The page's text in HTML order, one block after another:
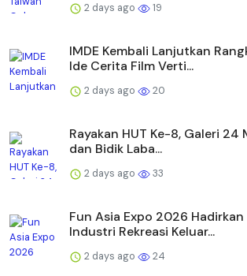
2 days ago 19
IMDE Kembali Lanjutkan
Ide Cerita Film Verti...
2 days ago 20
Rayakan HUT Ke-8, Galeri 24
dan Bidik Laba...
2 days ago 33
Fun Asia Expo 2026
Industri Rekreasi Keluar...
2 days ago 24